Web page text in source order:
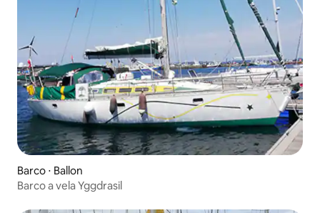
Barco ⋅ Ballon
Barco a vela Yggdrasil